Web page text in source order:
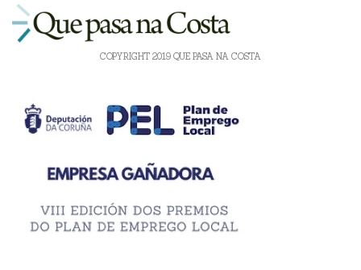
COPYRIGHT 2019 QUE PASA NA COSTA